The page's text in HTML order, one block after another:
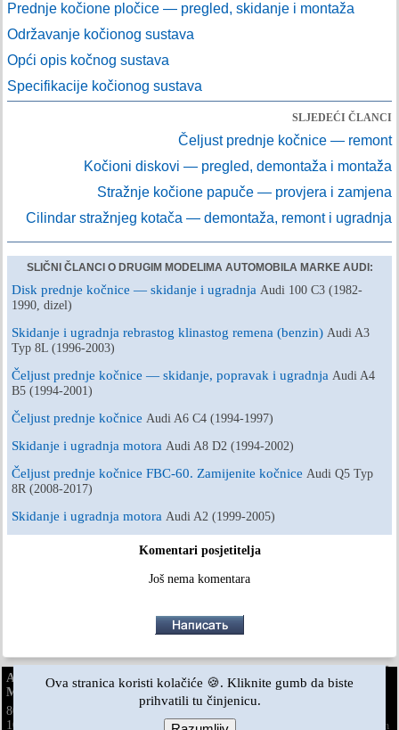
Prednje kočione pločice — pregled, skidanje i montaža
Održavanje kočionog sustava
Opći opis kočnog sustava
Specifikacije kočionog sustava
SLJEDEĆI ČLANCI
Čeljust prednje kočnice — remont
Kočioni diskovi — pregled, demontaža i montaža
Stražnje kočione papuče — provjera i zamjena
Cilindar stražnjeg kotača — demontaža, remont i ugradnja
SLIČNI ČLANCI O DRUGIM MODELIMA AUTOMOBILA MARKE AUDI:
Disk prednje kočnice — skidanje i ugradnja Audi 100 C3 (1982-
1990, dizel)
Skidanje i ugradnja rebrastog klinastog remena (benzin) Audi A3
Typ 8L (1996-2003)
Čeljust prednje kočnice — skidanje, popravak i ugradnja Audi A4
B5 (1994-2001)
Čeljust prednje kočnice Audi A6 C4 (1994-1997)
Skidanje i ugradnja motora Audi A8 D2 (1994-2002)
Čeljust prednje kočnice FBC-60. Zamijenite kočnice Audi Q5 Typ
8R (2008-2017)
Skidanje i ugradnja motora Audi A2 (1999-2005)
Komentari posjetitelja
Još nema komentara
AudiManual.ru © 2017-2026·Puna verzija·Povratne informacije
Mapa stranice
Pretraživanje stranice
Vijesti i članci
80 B2
80 B4 dizel
100 C4
A3 Typ 8L·A4 B5 benzin
Ova stranica koristi kolačiće 🍪. Kliknite gumb da biste
prihvatili tu činjenicu.